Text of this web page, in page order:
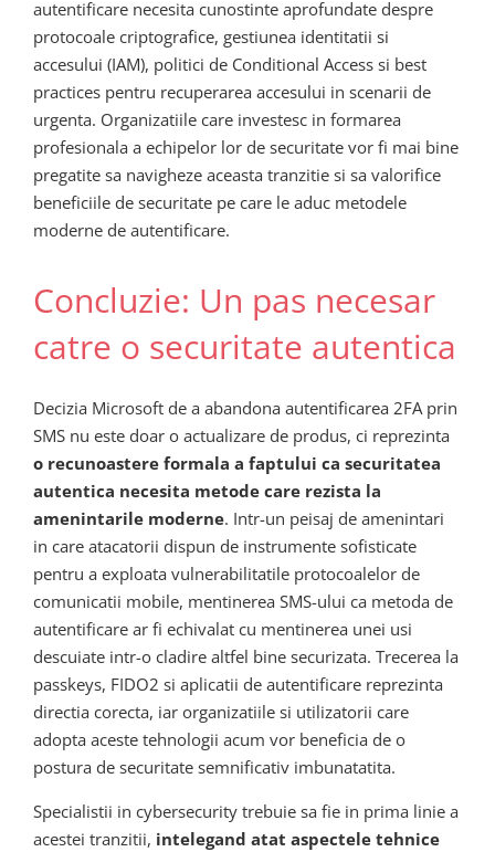
autentificare necesita cunostinte aprofundate despre
protocoale criptografice, gestiunea identitatii si
accesului (IAM), politici de Conditional Access si best
practices pentru recuperarea accesului in scenarii de
urgenta. Organizatiile care investesc in formarea
profesionala a echipelor lor de securitate vor fi mai bine
pregatite sa navigheze aceasta tranzitie si sa valorifice
beneficiile de securitate pe care le aduc metodele
moderne de autentificare.
Concluzie: Un pas necesar
catre o securitate autentica
Decizia Microsoft de a abandona autentificarea 2FA prin
SMS nu este doar o actualizare de produs, ci reprezinta
o recunoastere formala a faptului ca securitatea
autentica necesita metode care rezista la
amenintarile moderne. Intr-un peisaj de amenintari
in care atacatorii dispun de instrumente sofisticate
pentru a exploata vulnerabilitatile protocoalelor de
comunicatii mobile, mentinerea SMS-ului ca metoda de
autentificare ar fi echivalat cu mentinerea unei usi
descuiate intr-o cladire altfel bine securizata. Trecerea la
passkeys, FIDO2 si aplicatii de autentificare reprezinta
directia corecta, iar organizatiile si utilizatorii care
adopta aceste tehnologii acum vor beneficia de o
postura de securitate semnificativ imbunatatita.
Specialistii in cybersecurity trebuie sa fie in prima linie a
acestei tranzitii, intelegand atat aspectele tehnice